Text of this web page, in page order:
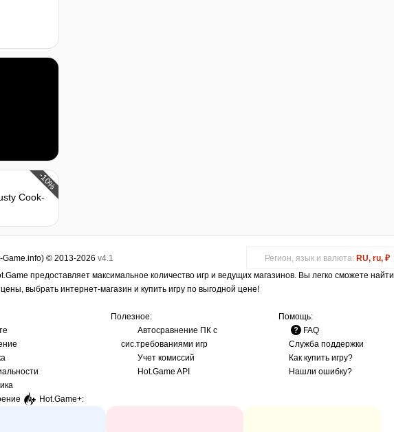
-10%
Cook-
Game.info) © 2013-2026 v4.1 Регион, язык и валюта: RU, ru, ₽
предоставляет максимальное количество игр и ведущих магазинов. Вы легко сможете найти
цены, выбрать интернет-магазин и купить игру по выгодной цене!
Полезное:
Автосравнение ПК с
сис.требованиями игр
Учет комиссий
Hot.Game API
Помощь:
FAQ
Служба поддержки
Как купить игру?
Нашли ошибку?
Hot.Game+: